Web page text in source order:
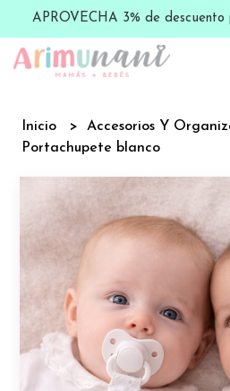
APROVECHA 3% de
Inicio
Accesorios Y
Portachupete blanco